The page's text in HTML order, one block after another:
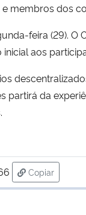
membros dos
feira (29). O
aos
da
Copiar
para área